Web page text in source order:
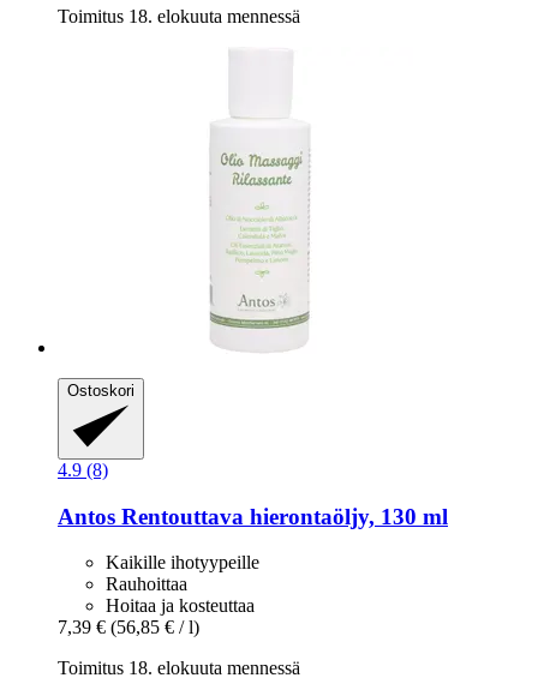
Toimitus 18. elokuuta mennessä
Ostoskori
4.9 (8)
Antos Rentouttava hierontaöljy, 130 ml
Kaikille ihotyypeille
Rauhoittaa
Hoitaa ja kosteuttaa
7,39 € (56,85 € / l)
Toimitus 18. elokuuta mennessä